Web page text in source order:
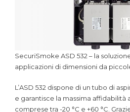
SecuriSmoke ASD 532 – la
applicazioni di dimensioni da
L’ASD 532 dispone di un tubo di
e garantisce la massima affidabilità
comprese tra -20 °C e +60 °C.